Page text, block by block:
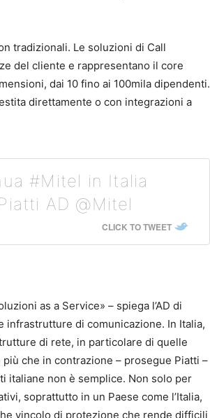
tradizionali. Le soluzioni di Call
del cliente e rappresentano il core
dai 10 fino ai 100mila dipendenti.
direttamente o con integrazioni a
#Mitel in Italia
AD @Mitel
CLICK TO TWEET
as a Service» – spiega l’AD di
infrastrutture di comunicazione. In Italia,
di rete, in particolare di quelle
che in contrazione – prosegue Piatti –
italiane non è semplice. Non solo per
soprattutto in un Paese come l’Italia,
vincolo di protezione che rende difficili